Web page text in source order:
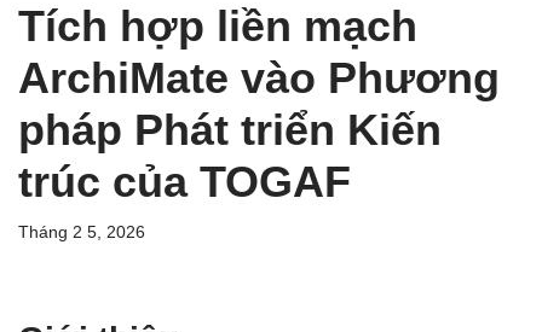
Tích hợp liền mạch
ArchiMate vào Phương
pháp Phát triển Kiến
trúc của TOGAF
Tháng 2 5, 2026